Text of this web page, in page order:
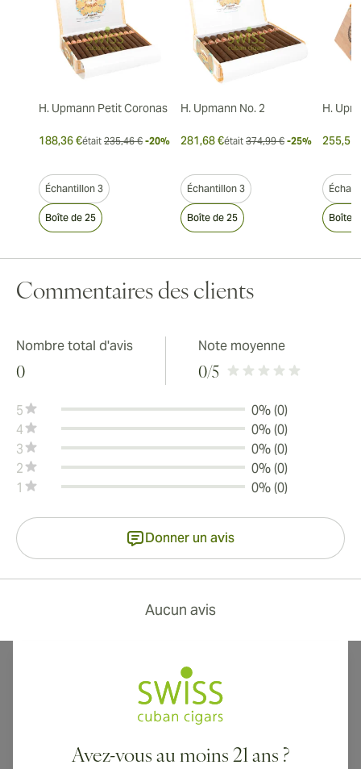
H. Upmann Petit Coronas
188,36 €était 235,46 € -20%
Échantillon 3
Boîte de 25
H. Upmann No. 2
281,68 €était 374,99 € -25%
Échantillon 3
Boîte de 25
H.
255,51
Boîte
Commentaires des clients
Nombre total d'avis
0
Note moyenne
0/5
5
0% (0)
4
0% (0)
3
0% (0)
2
0% (0)
1
0% (0)
Donner un avis
Aucun avis
Avez-vous au moins 21 ans ?
Livraison internationale disponible vers le Canada, le Royaume-Uni